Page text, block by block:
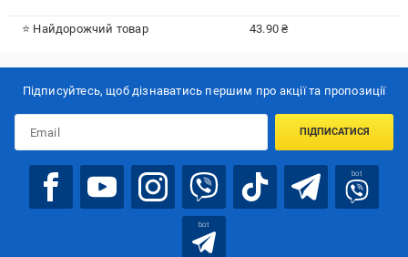
⭐ Найдорожчий товар 43.90 ₴
Підписуйтесь, щоб дізнаватись першим про акції та пропозиції
ПІДПИСАТИСЯ
bot
bot